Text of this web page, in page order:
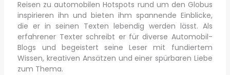
Reisen zu automobilen Hotspots rund um den Globus
inspirieren ihn und bieten ihm spannende Einblicke,
die er in seinen Texten lebendig werden lässt. Als
erfahrener Texter schreibt er für diverse Automobil-
Blogs und begeistert seine Leser mit fundiertem
Wissen, kreativen Ansätzen und einer spürbaren Liebe
zum Thema.